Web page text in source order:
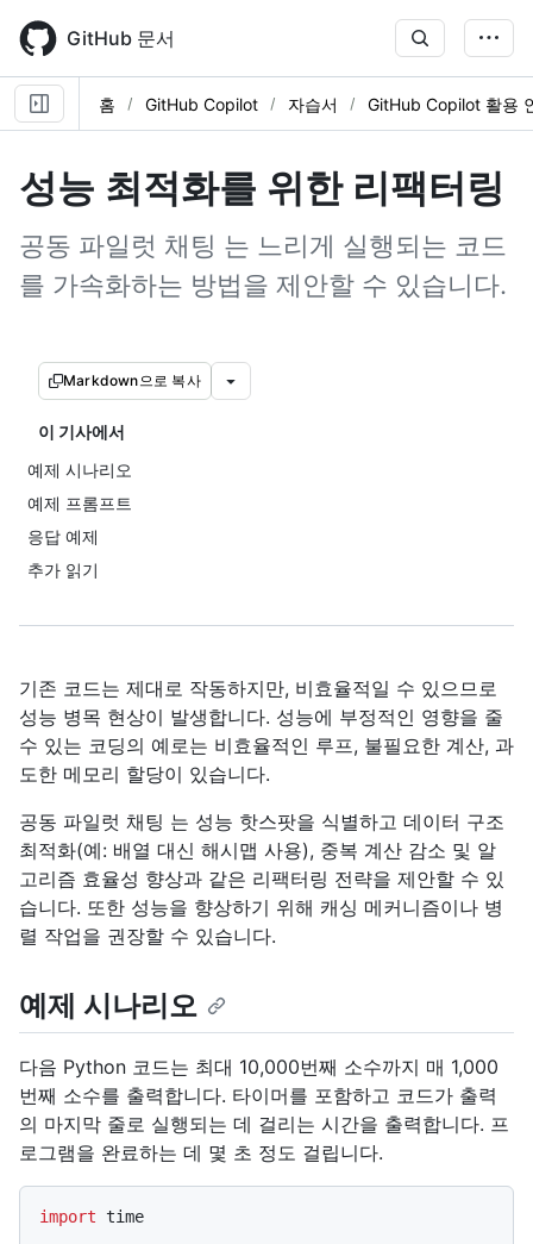
main
content
GitHub 문서
홈 GitHub Copilot 자습서 GitHub Copilot 활용
성능 최적화를 위한 리팩터링
공동 파일럿 채팅 는 느리게 실행되는 코드
를 가속화하는 방법을 제안할 수 있습니다.
Markdown으로 복사
이 기사에서
예제 시나리오
예제 프롬프트
응답 예제
추가 읽기
기존 코드는 제대로 작동하지만, 비효율적일 수 있으므로
성능 병목 현상이 발생합니다. 성능에 부정적인 영향을 줄
수 있는 코딩의 예로는 비효율적인 루프, 불필요한 계산, 과
도한 메모리 할당이 있습니다.
공동 파일럿 채팅 는 성능 핫스팟을 식별하고 데이터 구조
최적화(예: 배열 대신 해시맵 사용), 중복 계산 감소 및 알
고리즘 효율성 향상과 같은 리팩터링 전략을 제안할 수 있
습니다. 또한 성능을 향상하기 위해 캐싱 메커니즘이나 병
렬 작업을 권장할 수 있습니다.
예제 시나리오
다음 Python 코드는 최대 10,000번째 소수까지 매 1,000
번째 소수를 출력합니다. 타이머를 포함하고 코드가 출력
의 마지막 줄로 실행되는 데 걸리는 시간을 출력합니다. 프
로그램을 완료하는 데 몇 초 정도 걸립니다.
import time